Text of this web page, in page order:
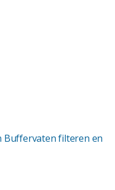
Buffervaten filteren en